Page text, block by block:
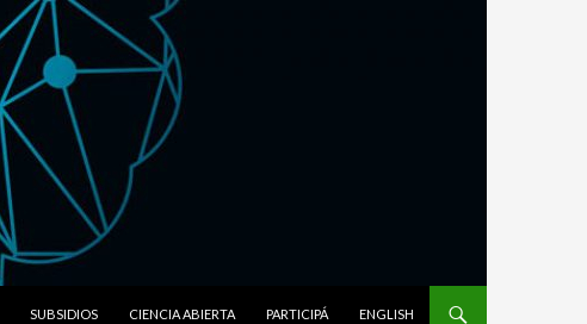
SUBSIDIOS CIENCIA ABIERTA PARTICIPÁ ENGLISH